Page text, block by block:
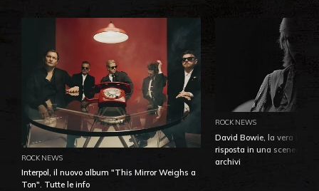
ROCK NEWS
Interpol, il nuovo album "This Mirror Weighs a
Ton". Tutte le info
ROCK NEWS
David Bowie, la vera
risposta in una
archivi